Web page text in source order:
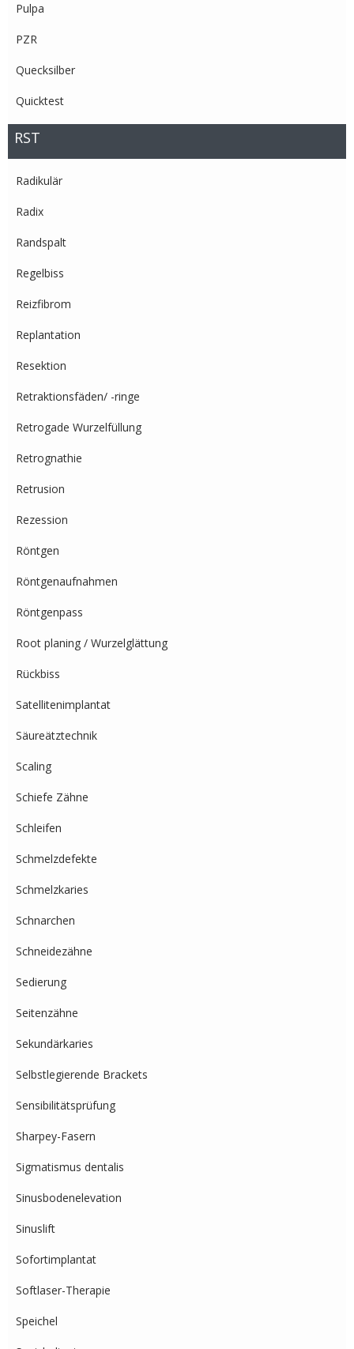
Pulpa
PZR
Quecksilber
Quicktest
RST
Radikulär
Radix
Randspalt
Regelbiss
Reizfibrom
Replantation
Resektion
Retraktionsfäden/ -ringe
Retrogade Wurzelfüllung
Retrognathie
Retrusion
Rezession
Röntgen
Röntgenaufnahmen
Röntgenpass
Root planing / Wurzelglättung
Rückbiss
Satellitenimplantat
Säureätztechnik
Scaling
Schiefe Zähne
Schleifen
Schmelzdefekte
Schmelzkaries
Schnarchen
Schneidezähne
Sedierung
Seitenzähne
Sekundärkaries
Selbstlegierende Brackets
Sensibilitätsprüfung
Sharpey-Fasern
Sigmatismus dentalis
Sinusbodenelevation
Sinuslift
Sofortimplantat
Softlaser-Therapie
Speichel